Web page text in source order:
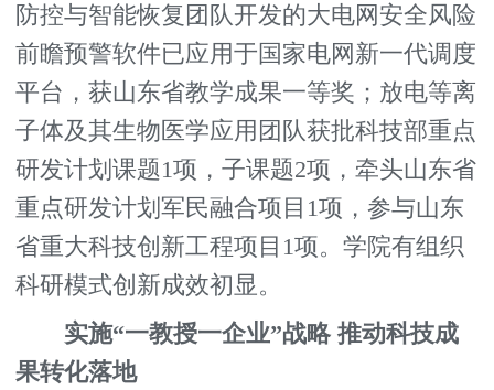
防控与智能恢复团队开发的大电网安全风险
前瞻预警软件已应用于国家电网新一代调度
平台，获山东省教学成果一等奖；放电等离
子体及其生物医学应用团队获批科技部重点
研发计划课题1项，子课题2项，牵头山东省
重点研发计划军民融合项目1项，参与山东
省重大科技创新工程项目1项。学院有组织
科研模式创新成效初显。
实施“一教授一企业”战略 推动科技成
果转化落地